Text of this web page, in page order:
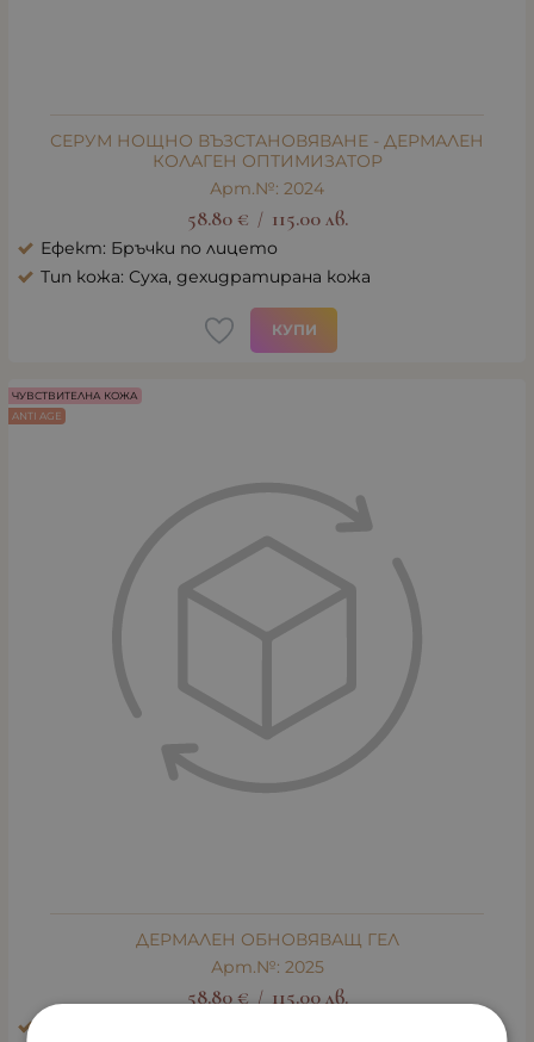
СЕРУМ НОЩНО ВЪЗСТАНОВЯВАНЕ - ДЕРМАЛЕН
КОЛАГЕН ОПТИМИЗАТОР
Арт.№: 2024
58.80 € / 115.00 лв.
Ефект: Бръчки по лицето
Тип кожа: Суха, дехидратирана кожа
КУПИ
ДЕРМАЛЕН ОБНОВЯВАЩ ГЕЛ
Арт.№: 2025
58.80 € / 115.00 лв.
ЧУВСТВИТЕЛНА КОЖА
ANTI AGE